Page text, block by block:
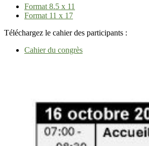
Format 8.5 x 11
Format 11 x 17
Téléchargez le cahier des participants :
Cahier du congrès